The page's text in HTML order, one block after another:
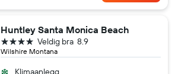
Huntley Santa Monica Beach
Wilshire Montana
8.9
Veldig bra
4 stjerner
Klimaanlegg